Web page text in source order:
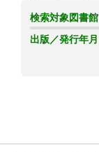
検索対象図書館
出版／発行年月